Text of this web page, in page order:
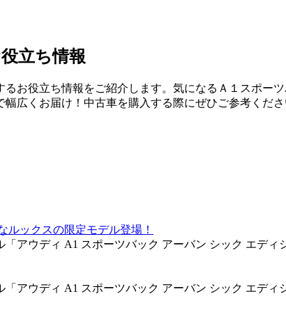
立ち情報
お役立ち情報をご紹介します。気になるＡ１スポー
広くお届け！中古車を購入する際にぜひご参考くださ
ルックスの限定モデル登場！
アウディ A1 スポーツバック アーバン シック エディ
アウディ A1 スポーツバック アーバン シック エディ